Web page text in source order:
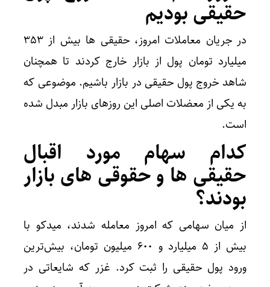
حقیقی بودیم
در جریان معاملات امروز، حقیقی ها بیش از ۳۵۳
میلیارد تومان پول از بازار خارج کردند تا همچنان
شاهد خروج پول حقیقی در بازار باشیم. موضوعی که
به یکی از معضلات اصلی این روزهای بازار مبدل شده
است.
کدام سهام مورد اقبال
حقیقی ها و حقوقی های بازار
بودند؟
از میان سهامی که امروز معامله شدند، میدکو با
بیش از ۵ میلیارد و ۶۰۰ میلیون تومان، بیش‌ترین
ورود پول حقیقی را ثبت کرد. غزر که شایعاتی در